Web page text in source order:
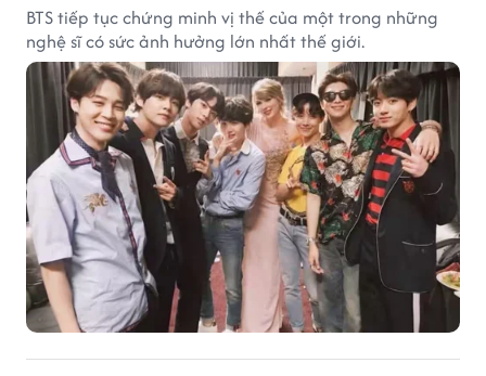
BTS tiếp tục chứng minh vị thế của một trong những
nghệ sĩ có sức ảnh hưởng lớn nhất thế giới.